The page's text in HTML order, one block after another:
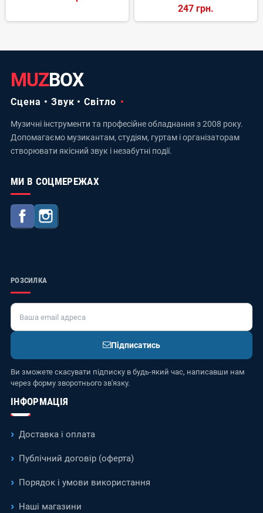
247 грн.
MUZBOX
Сцена • Звук • Світло
Музичні інструменти та професійне обладнання з 2008 року.
Допомагаємо музикантам, студіям, гуртам і організаторам
створювати якісний звук і незабутні події.
МИ В СОЦМЕРЕЖАХ
Facebook
РОЗСИЛКА
Підписатись
Ви зможете скасувати підписку в будь-який час, написавши нам
через форму зворотнього зв'язку.
ІНФОРМАЦІЯ
Доставка і оплата
Публічний договір (оферта)
Порядок і умови використання
Наші магазини